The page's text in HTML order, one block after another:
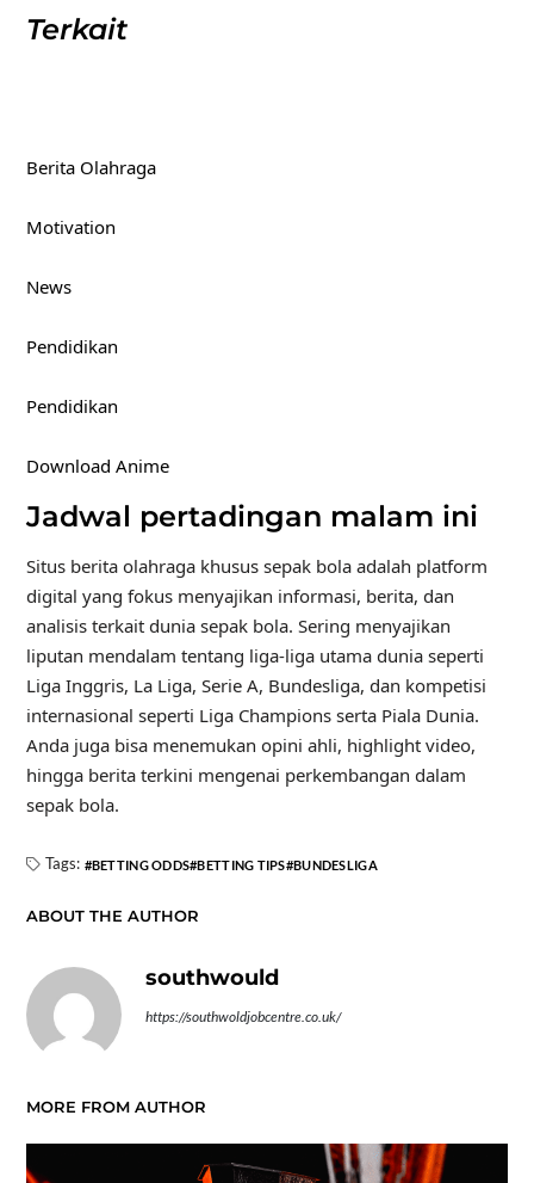
Terkait
Berita Olahraga
Motivation
News
Pendidikan
Pendidikan
Download Anime
Jadwal pertadingan malam ini
Situs berita olahraga khusus sepak bola adalah platform
digital yang fokus menyajikan informasi, berita, dan
analisis terkait dunia sepak bola. Sering menyajikan
liputan mendalam tentang liga-liga utama dunia seperti
Liga Inggris, La Liga, Serie A, Bundesliga, dan kompetisi
internasional seperti Liga Champions serta Piala Dunia.
Anda juga bisa menemukan opini ahli, highlight video,
hingga berita terkini mengenai perkembangan dalam
sepak bola.
Tags: BETTING ODDS BETTING TIPS BUNDESLIGA
ABOUT THE AUTHOR
southwould
https://southwoldjobcentre.co.uk/
MORE FROM AUTHOR